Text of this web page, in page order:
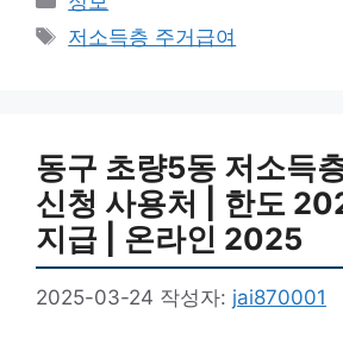
테
태
저소득층 주거급여
동구 초량5동 저소득
신청 사용처 | 한도
지급 | 온라인 2025
2025-03-24 작성자: jai870001